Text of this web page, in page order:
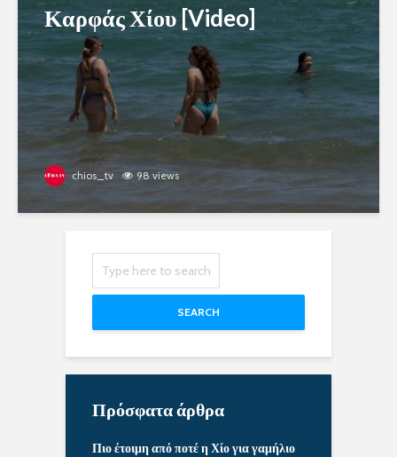
Καρφάς Χίου [Video]
chios_tv 98 views
SEARCH
Πρόσφατα άρθρα
Πιο έτοιμη από ποτέ η Χίο για γαμήλιο